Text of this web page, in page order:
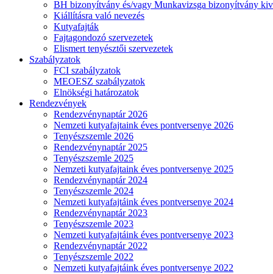
BH bizonyítvány és/vagy Munkavizsga bizonyítvány
Kiállításra való nevezés
Kutyafajták
Fajtagondozó szervezetek
Elismert tenyésztői szervezetek
Szabályzatok
FCI szabályzatok
MEOESZ szabályzatok
Elnökségi határozatok
Rendezvények
Rendezvénynaptár 2026
Nemzeti kutyafajtaink éves pontversenye 2026
Tenyészszemle 2026
Rendezvénynaptár 2025
Tenyészszemle 2025
Nemzeti kutyafajtaink éves pontversenye 2025
Rendezvénynaptár 2024
Tenyészszemle 2024
Nemzeti kutyafajtáink éves pontversenye 2024
Rendezvénynaptár 2023
Tenyészszemle 2023
Nemzeti kutyafajtáink éves pontversenye 2023
Rendezvénynaptár 2022
Tenyészszemle 2022
Nemzeti kutyafajtáink éves pontversenye 2022